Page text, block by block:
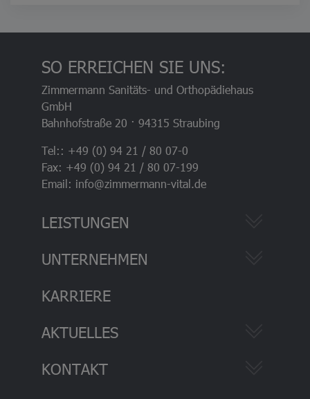
SO ERREICHEN SIE UNS:
Zimmermann Sanitäts- und Orthopädiehaus
GmbH
Bahnhofstraße 20 · 94315 Straubing
Tel:: +49 (0) 94 21 / 80 07-0
Fax: +49 (0) 94 21 / 80 07-199
Email: info@zimmermann-vital.de
LEISTUNGEN
KARRIERE
UNTERNEHMEN
AKTUELLES
KONTAKT